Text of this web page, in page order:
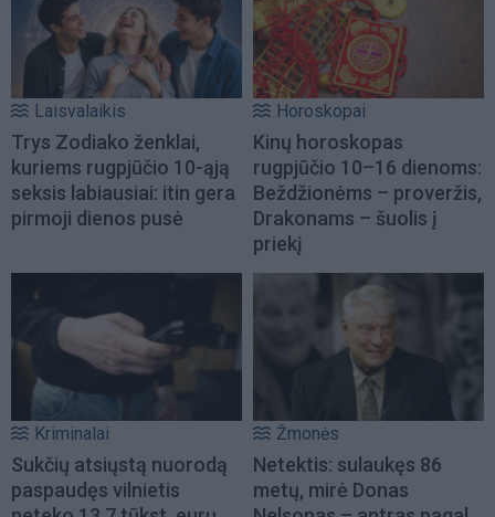
Laisvalaikis
Trys Zodiako ženklai,
kuriems rugpjūčio 10-ąją
seksis labiausiai: itin gera
pirmoji dienos pusė
Horoskopai
Kinų horoskopas
rugpjūčio 10–16 dienoms:
Beždžionėms – proveržis,
Drakonams – šuolis į
priekį
Kriminalai
Sukčių atsiųstą nuorodą
paspaudęs vilnietis
Žmonės
Netektis: sulaukęs 86
metų, mirė Donas